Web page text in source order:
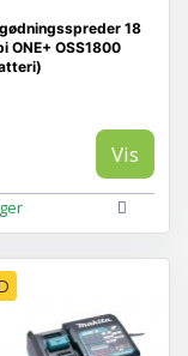
18
ONE+ OSS1800
Vis